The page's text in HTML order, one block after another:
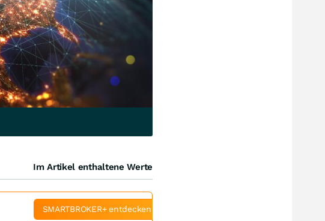
Im Artikel enthaltene Werte
SMARTBROKER+ entdecken